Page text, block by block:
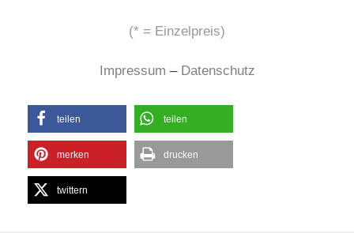
(* = Einzelpreis)
Impressum – Datenschutz
teilen teilen
merken drucken
twittern